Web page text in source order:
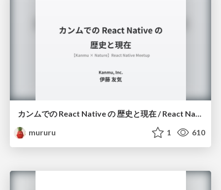
カンムでの React Native の 歴史と現在 / React Native in Kanmu
mururu
1 610